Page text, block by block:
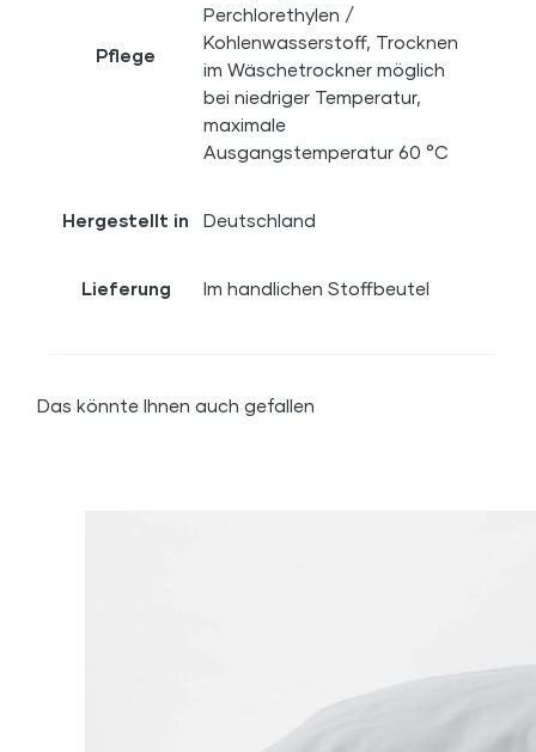
Pflege
Perchlorethylen /
Kohlenwasserstoff, Trocknen
im Wäschetrockner möglich
bei niedriger Temperatur,
maximale
Ausgangstemperatur 60 °C
Hergestellt in Deutschland
Lieferung Im handlichen Stoffbeutel
Das könnte Ihnen auch gefallen